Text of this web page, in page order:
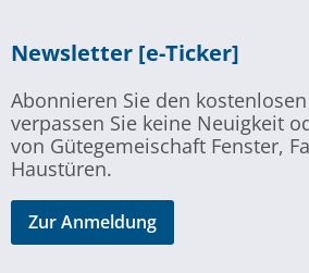
Newsletter [e-Ticker]
Abonnieren Sie den
verpassen Sie keine Neuigkeit
von Gütegemeischaft Fenster,
Haustüren.
Zur Anmeldung